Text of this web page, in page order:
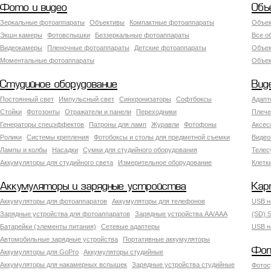
Фото и видео
Зеркальные фотоаппараты Объективы
Компактные фотоаппараты
Экшн камеры
Фотовспышки
Беззеркальные фотоаппараты
Видеокамеры
Пленочные фотоаппараты
Детские фотоаппараты
Моментальные фотоаппараты
Все
Студийное оборудование
Постоянный свет Импульсный свет Синхронизаторы
Софтбоксы
Стойки
Фотозонты Отражатели и панели
Переходники
Генераторы спецэффектов
Патроны для ламп Журавли
Фотофоны
Ролики
Системы крепления
Фотобоксы и столы для предметной съемки
Лампы и колбы
Насадки
Сумки для студийного оборудования
Аккумуляторы для студийного света
Измерительное оборудование
Аккумуляторы и зарядные устройства
Аккумуляторы для фотоаппаратов
Аккумуляторы для телефонов
Зарядные устройства для фотоаппаратов
Зарядные устройства AA/AAA
Батарейки (элементы питания)
Сетевые адаптеры
Автомобильные зарядные устройства
Портативные аккумуляторы
Аккумуляторы для GoPro
Аккумуляторы студийные
Аккумуляторы для накамерных вспышек
Зарядные устройства студийные
USB
(SD)
USB